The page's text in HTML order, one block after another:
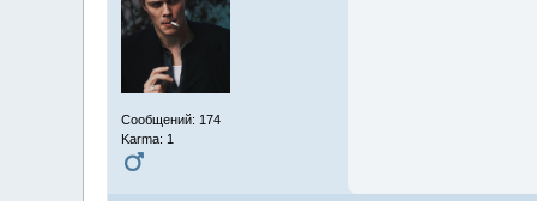
Сообщений: 174
Karma: 1